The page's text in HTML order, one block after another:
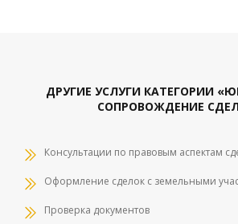
ДРУГИЕ УСЛУГИ КАТЕГОРИИ
СОПРОВОЖДЕНИЕ
Консультации по правовым аспектам
Оформление сделок с земельными
Проверка документов